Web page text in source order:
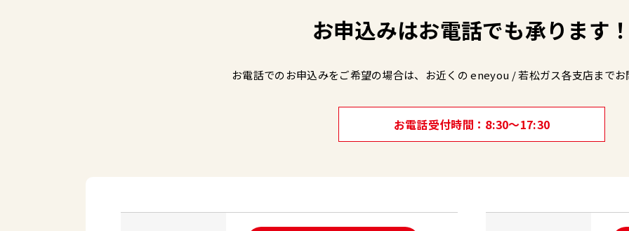
お申込みはお電話でも承ります！
お電話でのお申込みをご希望の場合は、 お近くの eneyou / 若松ガス各支店までお
お電話受付時間 8:30～17:30